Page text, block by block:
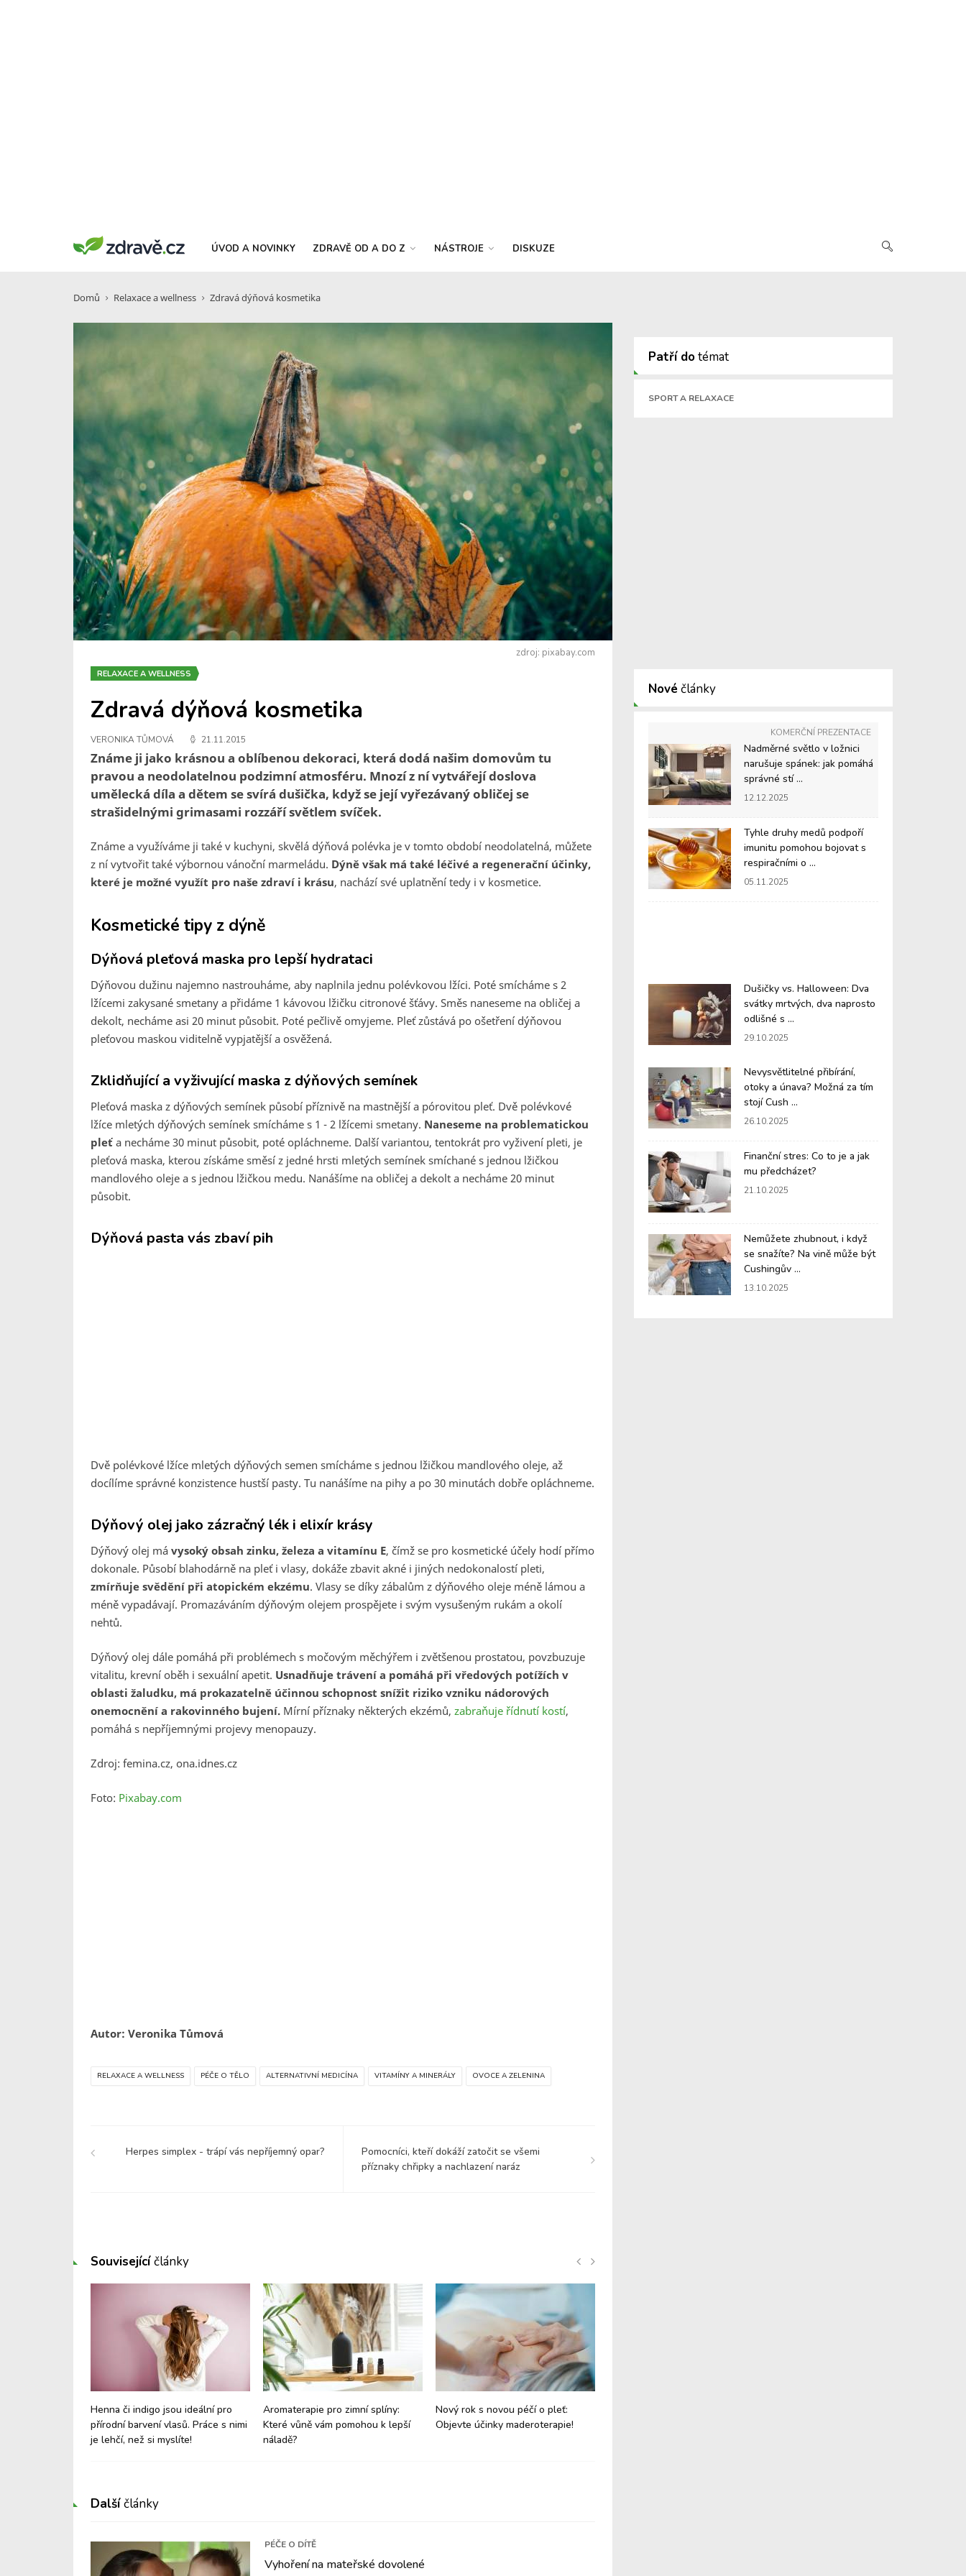
ÚVOD A NOVINKY ZDRAVĚ OD A DO Z NÁSTROJE DISKUZE
Domů Relaxace a wellness Zdravá dýňová kosmetika
zdroj: pixabay.com
RELAXACE A WELLNESS
Zdravá dýňová kosmetika
VERONIKA TŮMOVÁ 21.11.2015
Známe ji jako krásnou a oblíbenou dekoraci, která dodá našim domovům tu
pravou a neodolatelnou podzimní atmosféru. Mnozí z ní vytvářejí doslova
umělecká díla a dětem se svírá dušička, když se její vyřezávaný obličej se
strašidelnými grimasami rozzáří světlem svíček.
Známe a využíváme ji také v kuchyni, skvělá dýňová polévka je v tomto období neodolatelná, můžete
z ní vytvořit také výbornou vánoční marmeládu. Dýně však má také léčivé a regenerační účinky,
které je možné využít pro naše zdraví i krásu, nachází své uplatnění tedy i v kosmetice.
Kosmetické tipy z dýně
Dýňová pleťová maska pro lepší hydrataci
Dýňovou dužinu najemno nastrouháme, aby naplnila jednu polévkovou lžíci. Poté smícháme s 2
lžícemi zakysané smetany a přidáme 1 kávovou lžičku citronové šťávy. Směs naneseme na obličej a
dekolt, necháme asi 20 minut působit. Poté pečlivě omyjeme. Pleť zůstává po ošetření dýňovou
pleťovou maskou viditelně vypjatější a osvěžená.
Zklidňující a vyživující maska z dýňových semínek
Pleťová maska z dýňových semínek působí příznivě na mastnější a pórovitou pleť. Dvě polévkové
lžíce mletých dýňových semínek smícháme s 1 - 2 lžícemi smetany. Naneseme na problematickou
pleť a necháme 30 minut působit, poté opláchneme. Další variantou, tentokrát pro vyživení pleti, je
pleťová maska, kterou získáme směsí z jedné hrsti mletých semínek smíchané s jednou lžičkou
mandlového oleje a s jednou lžičkou medu. Nanášíme na obličej a dekolt a necháme 20 minut
působit.
Dýňová pasta vás zbaví pih
Dvě polévkové lžíce mletých dýňových semen smícháme s jednou lžičkou mandlového oleje, až
docílíme správné konzistence hustší pasty. Tu nanášíme na pihy a po 30 minutách dobře opláchneme.
Dýňový olej jako zázračný lék i elixír krásy
Dýňový olej má vysoký obsah zinku, železa a vitamínu E, čímž se pro kosmetické účely hodí přímo
dokonale. Působí blahodárně na pleť i vlasy, dokáže zbavit akné i jiných nedokonalostí pleti,
zmírňuje svědění při atopickém ekzému. Vlasy se díky zábalům z dýňového oleje méně lámou a
méně vypadávají. Promazáváním dýňovým olejem prospějete i svým vysušeným rukám a okolí
nehtů.
Dýňový olej dále pomáhá při problémech s močovým měchýřem i zvětšenou prostatou, povzbuzuje
vitalitu, krevní oběh i sexuální apetit. Usnadňuje trávení a pomáhá při vředových potížích v
oblasti žaludku, má prokazatelně účinnou schopnost snížit riziko vzniku nádorových
onemocnění a rakovinného bujení. Mírní příznaky některých ekzémů, zabraňuje řídnutí kostí,
pomáhá s nepříjemnými projevy menopauzy.
Zdroj: femina.cz, ona.idnes.cz
Foto: Pixabay.com
Autor: Veronika Tůmová
RELAXACE A WELLNESS PÉČE O TĚLO ALTERNATIVNÍ MEDICÍNA VITAMÍNY A MINERÁLY OVOCE A ZELENINA
Herpes simplex - trápí vás nepříjemný opar?
Pomocníci, kteří dokáží zatočit se všemi
příznaky chřipky a nachlazení naráz
Patří dotémat
SPORT A RELAXACE
Nové články
KOMERČNÍ PREZENTACE
Nadměrné světlo v ložnici
narušuje spánek: jak pomáhá
správné stí ...
12.12.2025
Tyhle druhy medů podpoří
imunitu pomohou bojovat s
respiračními o ...
05.11.2025
Dušičky vs. Halloween: Dva
svátky mrtvých, dva naprosto
odlišné s ...
29.10.2025
Nevysvětlitelné přibírání,
otoky a únava? Možná za tím
stojí Cush ...
26.10.2025
Finanční stres: Co to je a jak
mu předcházet?
21.10.2025
Nemůžete zhubnout, i když
se snažíte? Na vině může být
Cushingův ...
13.10.2025
Souvisejícíčlánky
Henna či indigo jsou ideální pro
přírodní barvení vlasů. Práce s nimi
je lehčí, než si myslíte!
Aromaterapie pro zimní splíny:
Které vůně vám pomohou k lepší
náladě?
Nový rok s novou péčí o pleť:
Objevte účinky maderoterapie!
Dalšíčlánky
PÉČE O DÍTĚ
Vyhoření na mateřské dovolené